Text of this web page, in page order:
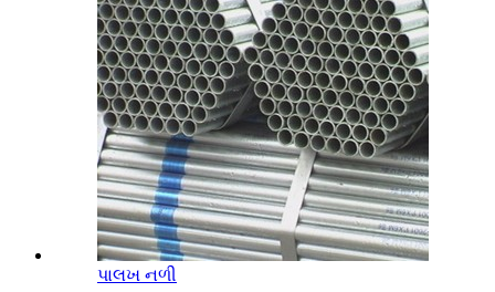
પાલખ નળી